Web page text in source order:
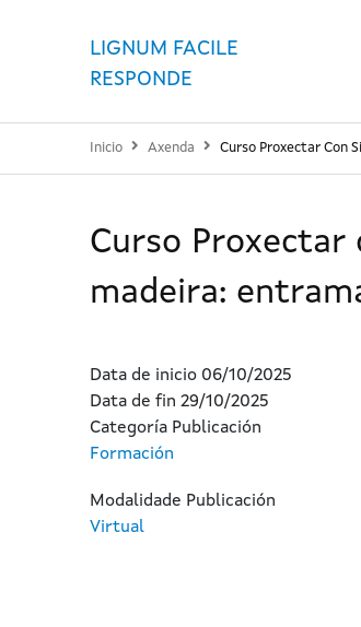
LIGNUM FACILE
RESPONDE
Inicio Axenda Curso Proxectar Con
Curso Proxectar
madeira:
Data de inicio 06/10/2025
Data de fin 29/10/2025
Categoría Publicación
Formación
Modalidade Publicación
Virtual